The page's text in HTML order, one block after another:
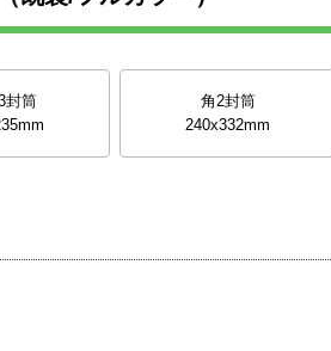
封筒
角2封筒
240x332mm